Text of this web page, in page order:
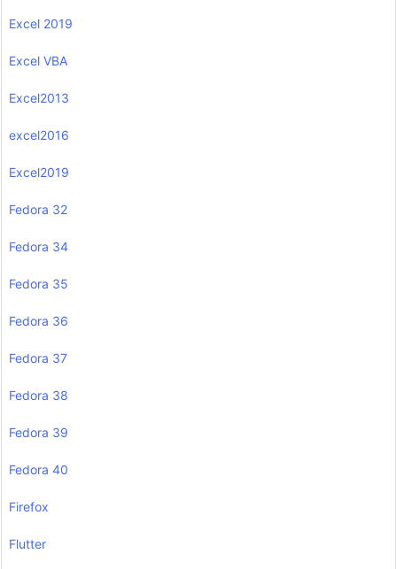
Excel 2019
Excel VBA
Excel2013
excel2016
Excel2019
Fedora 32
Fedora 34
Fedora 35
Fedora 36
Fedora 37
Fedora 38
Fedora 39
Fedora 40
Firefox
Flutter